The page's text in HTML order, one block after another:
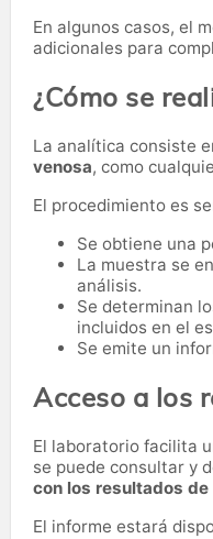
En algunos casos, el
adicionales para
¿Cómo se
La analítica consiste
venosa, como
El procedimiento es
Se obtiene una
La muestra se
análisis.
Se determinan
incluidos en el
Se emite un
Acceso a los
El laboratorio facilita
se puede consultar y
con los resultados de
El informe estará